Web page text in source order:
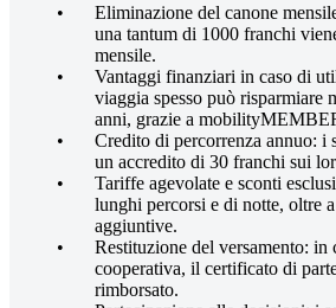
Eliminazione del canone
una tantum di 1000 franchi
mensile.
Vantaggi finanziari in caso di
viaggia spesso può risparmiare
anni, grazie a
Credito di percorrenza annuo: i
un accredito di 30 franchi sui
Tariffe agevolate e sconti
lunghi percorsi e di notte, oltre
aggiuntive.
Restituzione del versamento: in
cooperativa, il certificato di
rimborsato.